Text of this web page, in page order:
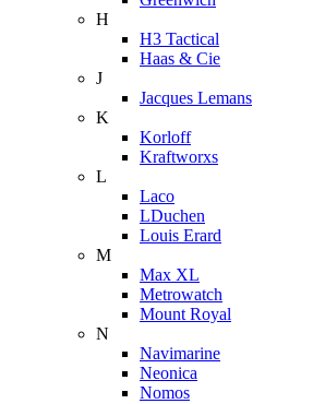
H
H3 Tactical
Haas & Cie
J
Jacques Lemans
K
Korloff
Kraftworxs
L
Laco
LDuchen
Louis Erard
M
Max XL
Metrowatch
Mount Royal
N
Navimarine
Neonica
Nomos